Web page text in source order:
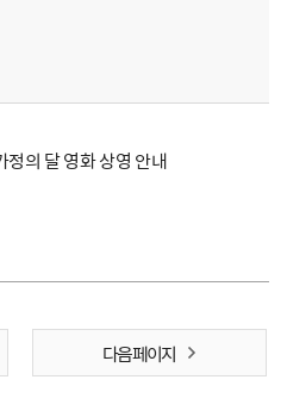
정의 달 영화 상영 안내
다음 페이지